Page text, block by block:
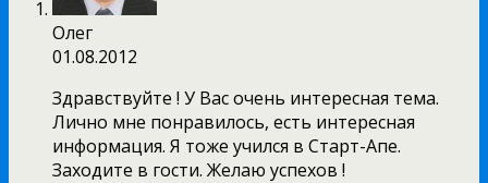
Олег
01.08.2012
Здравствуйте ! У Вас очень интересная тема.
Лично мне понравилось, есть интересная
информация. Я тоже учился в Старт-Апе.
Заходите в гости. Желаю успехов !